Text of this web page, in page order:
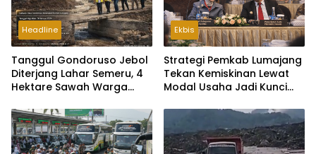
Headline
Tanggul Gondoruso Jebol
Diterjang Lahar Semeru, 4
Hektare Sawah Warga
Ekbis
Strategi Pemkab Lumajang
Tekan Kemiskinan Lewat
Modal Usaha Jadi Kunci